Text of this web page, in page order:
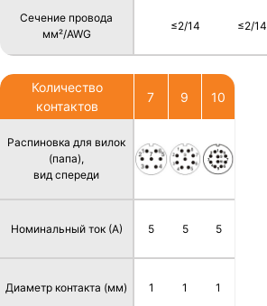
Сечение провода
мм²/AWG
≤2/14 ≤2/14
Количество
контактов
Распиновка для вилок
(папа),
вид спереди
Номинальный ток (А)
Диаметр контакта (мм)
7
5
1
9
5
1
10
5
1